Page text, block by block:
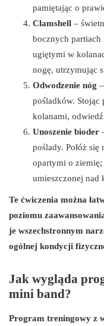
pamiętając o
Clamshell –
bocznych partiach
ugiętymi w
nogę, utrzymując
Odwodzenie nóg
pośladków. Stojąc
kolanami,
Unoszenie bioder
poślady. Połóż
opartymi o
umieszczonej nad
Te ćwiczenia można
poziomu
je wszechstronnym
ogólnej kondycji
Jak wygląda
mini band?
Program treningowy z